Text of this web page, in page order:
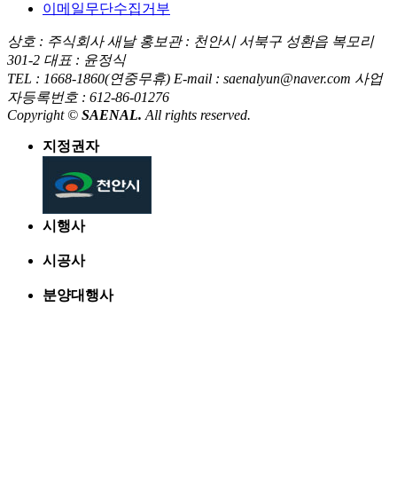
이메일무단수집거부
상호 : 주식회사 새날 홍보관 : 천안시 서북구 성환읍 복모리
301-2 대표 : 윤정식
TEL : 1668-1860(연중무휴) E-mail : saenalyun@naver.com 사업
자등록번호 : 612-86-01276
Copyright © SAENAL. All rights reserved.
지정권자
시행사
시공사
분양대행사